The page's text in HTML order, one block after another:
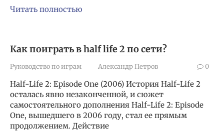
Читать полностью
Как поиграть в half life 2 по сети?
Руководство по играм Александр Петров 0
Half-Life 2: Episode One (2006) История Half-Life 2
осталась явно незаконченной, и сюжет
самостоятельного дополнения Half-Life 2: Episode
One, вышедшего в 2006 году, стал ее прямым
продолжением. Действие